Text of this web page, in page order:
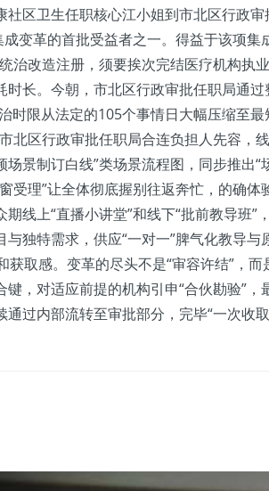
区卫生任职核心江小姐到市北区行政
变革的首批受益者之一。得益于该项
治改造注册，须要挨次完结医疗机构执
长。今朝，市北区行政审批任职局通
时限从法定的105个事情日大幅压缩至
北区行政审批任职局合连负担人先容，
景制订白线”类场景流程图，同步推出
受理”让全体彻底握别往返奔忙，的确
线上“直播小讲堂”和线下“批前教导班
独特需求，供应“一对一”脾气化教导
获取感。变革的尽头不是“审容许结”，
，对适应前提的机构引申“合伙勘验”
通过内部流转至审批部分，完毕“一次收